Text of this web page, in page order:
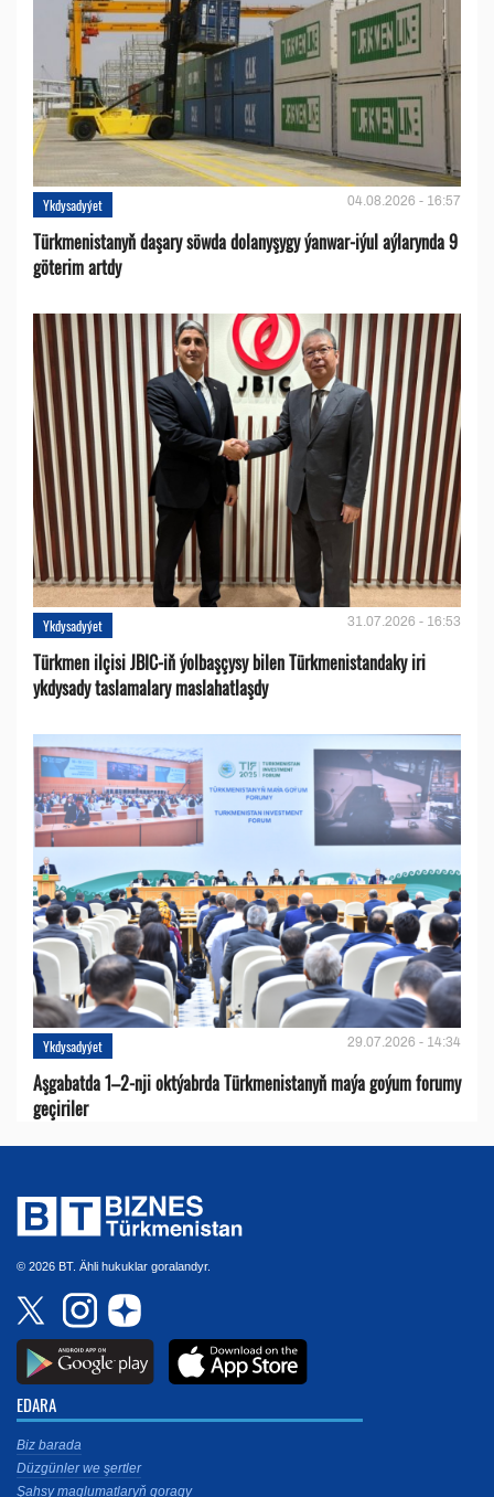
Ykdysadyýet 04.08.2026 - 16:57
Türkmenistanyň daşary söwda dolanyşygy ýanwar-iýul aýlarynda 9
göterim artdy
Ykdysadyýet 31.07.2026 - 16:53
Türkmen ilçisi JBIC-iň ýolbaşçysy bilen Türkmenistandaky iri
ykdysady taslamalary maslahatlaşdy
Ykdysadyýet 29.07.2026 - 14:34
Aşgabatda 1–2-nji oktýabrda Türkmenistanyň maýa goýum forumy
geçiriler
© 2026 BT. Ähli hukuklar goralandyr.
EDARA
Biz barada
Düzgünler we şertler
Şahsy maglumatlaryň goragy